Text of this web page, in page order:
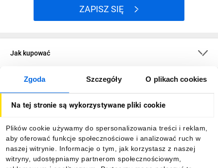
Zgoda Szczegóły O plikach cookies
Na tej stronie są wykorzystywane pliki cookie
Plików cookie używamy do spersonalizowania treści i reklam,
aby oferować funkcje społecznościowe i analizować ruch w
naszej witrynie. Informacje o tym, jak korzystasz z naszej
witryny, udostępniamy partnerom społecznościowym,
ZAPISZ SIĘ
Jak kupować
O firmie
Informacje